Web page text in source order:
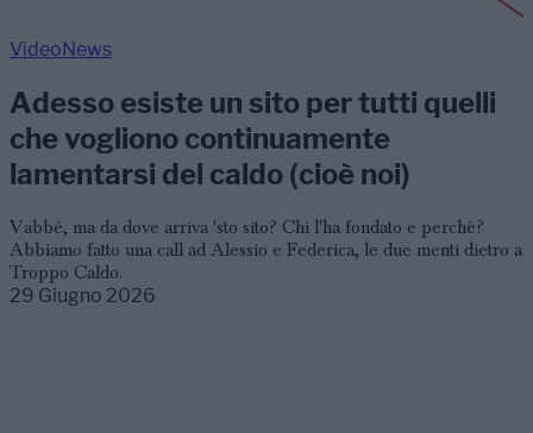
VideoNews
Adesso esiste un sito per tutti quelli
che vogliono continuamente
lamentarsi del caldo (cioè noi)
Vabbè, ma da dove arriva 'sto sito? Chi l'ha fondato e perché?
Abbiamo fatto una call ad Alessio e Federica, le due menti dietro a
Troppo Caldo.
29 Giugno 2026